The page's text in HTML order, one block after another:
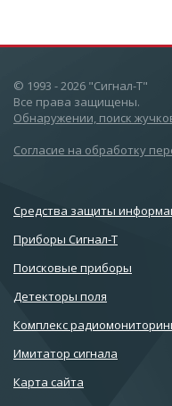
© 1993 - 2026 "Сигнал-Т"
Все права защищены.
Обнаружении, поиск
Согласие на обработку
Cредства защиты
Приборы Сигнал-Т
Поисковые приборы
Детекторы поля
Комплекс
Имитатор сигнала
Карта сайта